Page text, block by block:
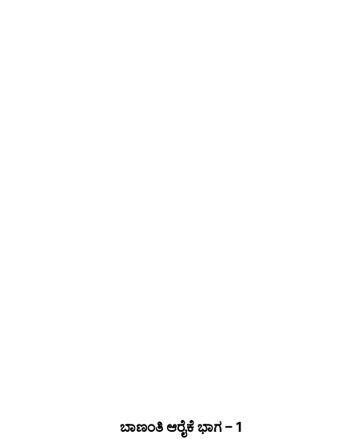
ಬಾಣಂತಿ ಆರೈಕೆ ಭಾಗ – 1